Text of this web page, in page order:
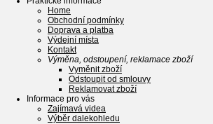
Home
Obchodní podmínky
Doprava a platba
Výdejní místa
Kontakt
Výměna, odstoupení, reklamace zboží
Vyměnit zboží
Odstoupit od smlouvy
Reklamovat zboží
Informace pro vás
Zajímavá videa
Výběr dalekohledu